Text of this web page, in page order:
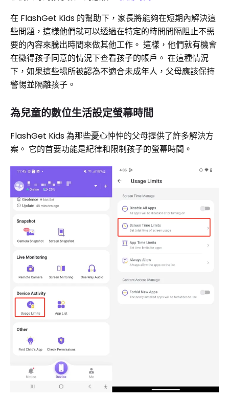
在 FlashGet Kids 的幫助下，家長將能夠在短期內解決這
些問題，這樣他們就可以透過在特定的時間間隔阻止不需
要的內容來騰出時間來做其他工作。 這樣，他們就有機會
在徵得孩子同意的情況下查看孩子的帳戶。 在這種情況
下，如果這些場所被認為不適合未成年人，父母應該保持
警惕並隔離孩子。
為兒童的數位生活設定螢幕時間
FlashGet Kids 為那些憂心忡忡的父母提供了許多解決方
案。 它的首要功能是紀律和限制孩子的螢幕時間。